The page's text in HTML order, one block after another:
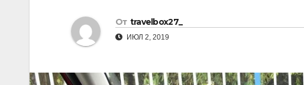
От travelbox27_
ИЮЛ 2, 2019